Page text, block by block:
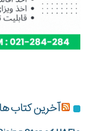
آخرین کتاب